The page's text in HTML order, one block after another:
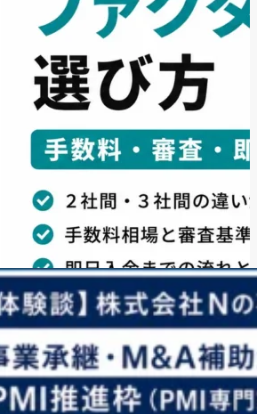
ファクタリング